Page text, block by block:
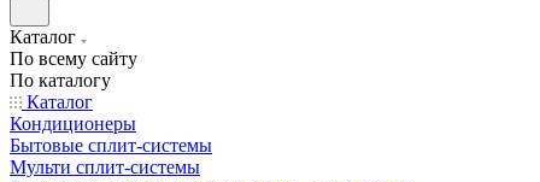
Каталог
По всему сайту
По каталогу
Каталог
Кондиционеры
Бытовые сплит-системы
Мульти сплит-системы